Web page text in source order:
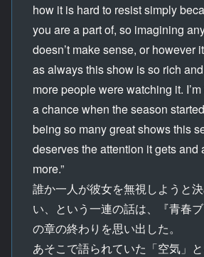
how it is hard to resist simply
you are a part of, so imagining
doesn’t make sense, or however
as always this show is so rich
more people were watching it.
a chance when the season
being so many great shows this
deserves the attention it gets and
more.”
誰か一人が彼女を無視しようと
い、という一連の話は、『青春
の章の終わりを思い出した。
あそこで語られていた「空気」